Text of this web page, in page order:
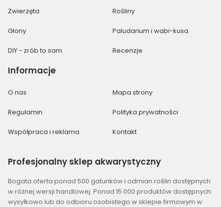
Zwierzęta Rośliny
Glony Paludarium i wabi-kusa
DIY - zrób to sam Recenzje
Informacje
O nas Mapa strony
Regulamin Polityka prywatności
Współpraca i reklama Kontakt
Profesjonalny sklep akwarystyczny
Bogata oferta ponad 500 gatunków i odmian roślin dostępnych
w różnej wersji handlowej. Ponad 15 000 produktów dostępnych
wysyłkowo lub do odbioru osobistego w sklepie firmowym w